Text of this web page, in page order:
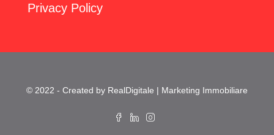
Privacy Policy
© 2022 - Created by RealDigitale | Marketing Immobiliare